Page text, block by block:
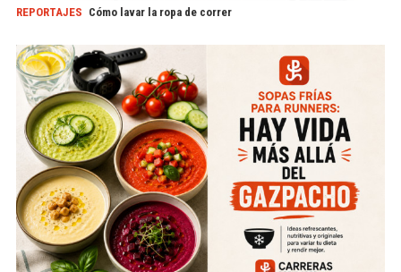
REPORTAJES Cómo lavar la ropa de correr